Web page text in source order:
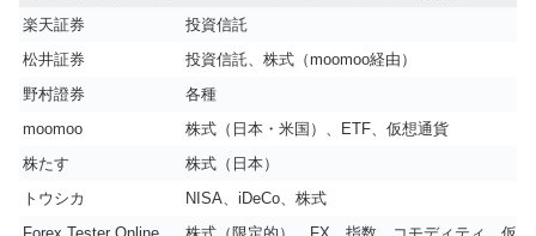
楽天証券
投資信託
松井証券
投資信託、株式（moomoo経由）
野村證券
各種
moomoo
株式（日本・米国）、ETF、仮想通貨
株たす
株式（日本）
トウシカ
NISA、iDeCo、株式